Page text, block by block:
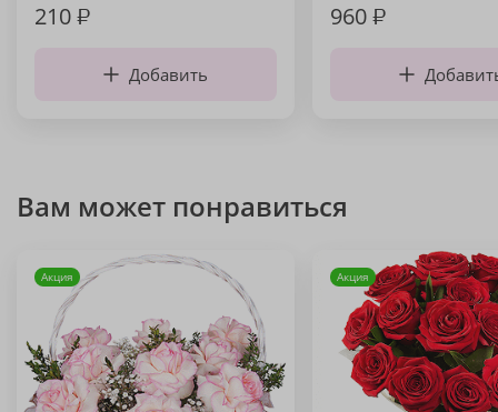
210₽
Добавить
960₽
Вам может понравиться
Акция Акция